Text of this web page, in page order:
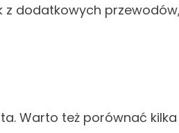
dodatkowych
Warto też porównać